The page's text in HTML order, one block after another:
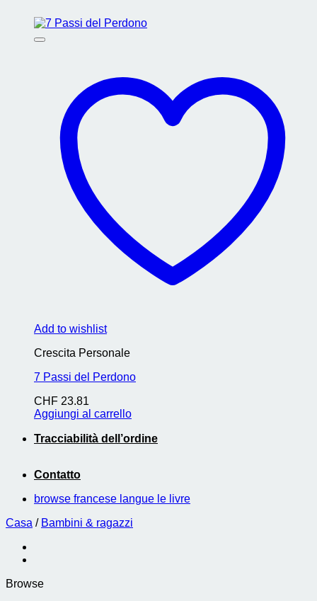
Add to wishlist
Crescita Personale
7 Passi del Perdono
CHF 23.81
Aggiungi al carrello
Tracciabilità dell’ordine
Contatto
browse francese langue le livre
Casa / Bambini & ragazzi
Browse